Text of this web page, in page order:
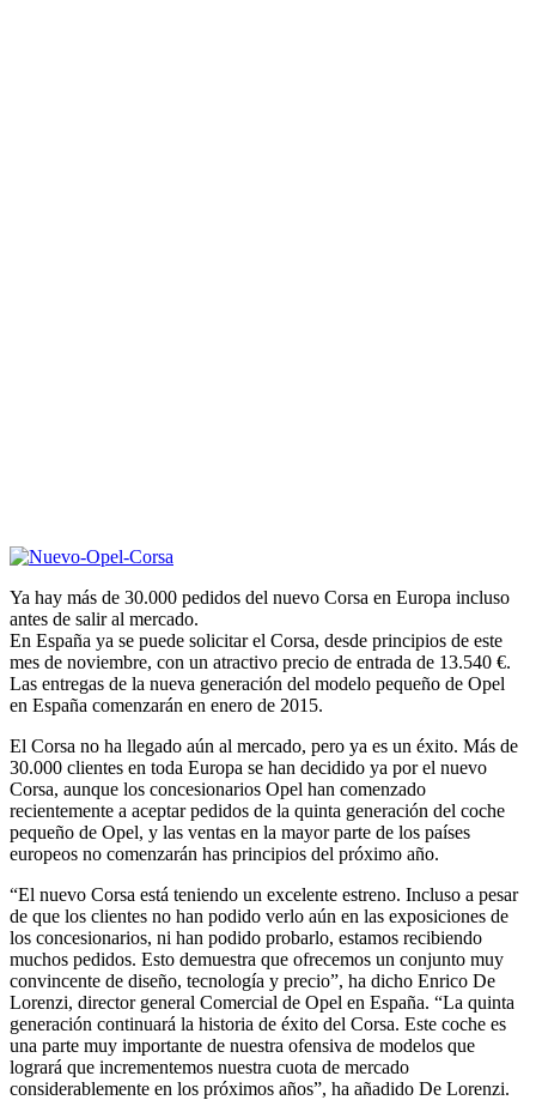
Ya hay más de 30.000 pedidos del nuevo Corsa en Europa incluso
antes de salir al mercado.
En España ya se puede solicitar el Corsa, desde principios de este
mes de noviembre, con un atractivo precio de entrada de 13.540 €.
Las entregas de la nueva generación del modelo pequeño de Opel
en España comenzarán en enero de 2015.
El Corsa no ha llegado aún al mercado, pero ya es un éxito. Más de
30.000 clientes en toda Europa se han decidido ya por el nuevo
Corsa, aunque los concesionarios Opel han comenzado
recientemente a aceptar pedidos de la quinta generación del coche
pequeño de Opel, y las ventas en la mayor parte de los países
europeos no comenzarán has principios del próximo año.
“El nuevo Corsa está teniendo un excelente estreno. Incluso a pesar
de que los clientes no han podido verlo aún en las exposiciones de
los concesionarios, ni han podido probarlo, estamos recibiendo
muchos pedidos. Esto demuestra que ofrecemos un conjunto muy
convincente de diseño, tecnología y precio”, ha dicho Enrico De
Lorenzi, director general Comercial de Opel en España. “La quinta
generación continuará la historia de éxito del Corsa. Este coche es
una parte muy importante de nuestra ofensiva de modelos que
logrará que incrementemos nuestra cuota de mercado
considerablemente en los próximos años”, ha añadido De Lorenzi.